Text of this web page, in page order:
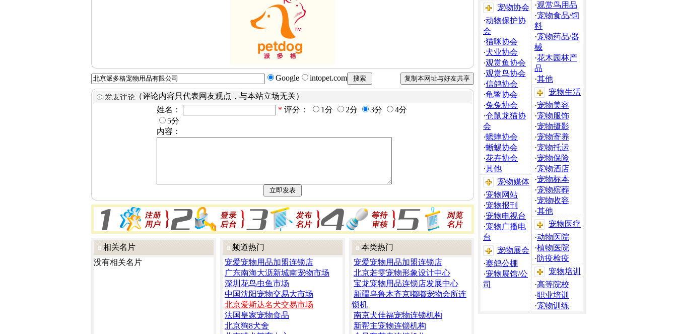
Google intopet.com
（评论内容只代表网友观点，与本站立场无关）
姓名：
* 评分： 1分 2分 3分
4分
5分
内容：
相关名片
没有相关名片
频道热门
宠爱宠物用品加盟连锁店
广东南海大沥新城南宠物市场
深圳花鸟虫鱼市场
中国沈阳宠物交易大市场
北京爱斯达名犬交易市场
法国皇家宠物食品
北京狗8犬舍
本类热门
宠爱宠物用品加盟连锁店
北京若雯宠物形象设计中心
宝龙宠物用品连锁店发展中心
新疆乌鲁木齐京嘟嘟宠物会所连
锁机
南京犬佳福宠物连锁机构
新帮主宠物连锁机构
宠物协会
·动物保护协
会
·猫咪协会
·犬业协会
·观赏鱼协会
·观赏鸟协会
·信鸽协会
·龟鳖协会
·兔兔协会
·仓鼠龙猫协
会
·蟋蟀协会
·蜥蜴协会
·花卉协会
·其他
宠物媒体
·宠物网站
·宠物报刊
·宠物电视台
·宠物广播电
台
宠物展会
·赛鸽公棚
·宠物展馆/公
司
·观赏鸟用品
·宠物食品/饲
料
·宠物药品/器
械
·花木园林产
品
·其他
宠物生活
·宠物美容
·宠物服饰
·宠物摄影
·宠物寄养
·宠物托运
·宠物保险
·宠物酒店
·宠物标本
·宠物殡葬
·宠物收容
·其他
宠物医疗
·动物医院
·植物医院
·防疫检疫
宠物培训
·高等院校
·职业培训
·宠物训练